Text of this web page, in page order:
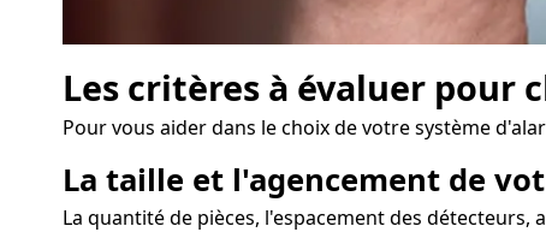
Les critères à évaluer pour
Pour vous aider dans le choix de votre système
La taille et l'agencement de
La quantité de pièces, l'espacement des